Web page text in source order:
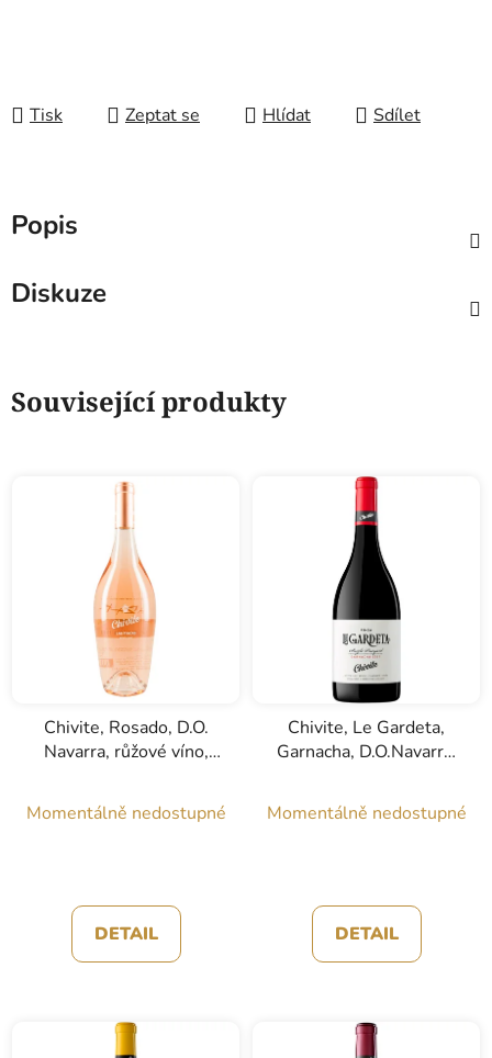
Tisk Zeptat se Hlídat Sdílet
Popis
Diskuze
Související produkty
Chivite, Rosado, D.O.
Navarra, růžové víno,
Momentálně nedostupné
DETAIL
Chivite, Le Gardeta,
Garnacha, D.O.Navarra,
Momentálně nedostupné
DETAIL